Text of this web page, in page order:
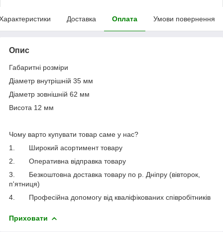
Доставка Оплата Умови повернення
Опис
Габаритні розміри
Діаметр внутрішній 35 мм
Діаметр зовнішній 62 мм
Висота 12 мм
Чому варто купувати товар саме у нас?
1.
Широкий асортимент товару
2.
Оперативна відправка товару
3.
Безкоштовна доставка товару по р. Дніпру (вівторок,
п'ятниця)
4.
Професійна допомогу від кваліфікованих співробітників
Приховати